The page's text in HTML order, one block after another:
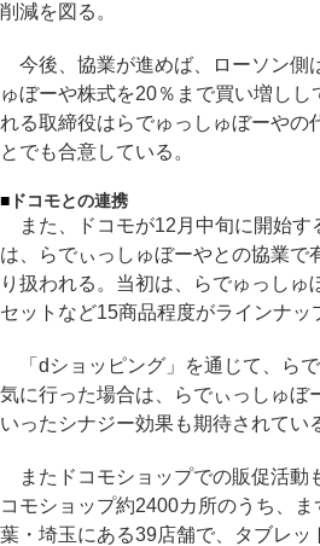
削減を図る。
今後、協業が進めば、ローソン側
ゅぼーや株式を20％まで買い増しし
れる取締役はらでゅっしゅぼーやの
とでも合意している。
■ ドコモとの連携
また、ドコモが12月中旬に開始す
は、らでぃっしゅぼーやとの協業で
り扱われる。当初は、らでゅっしゅ
セットなど15商品程度がラインナッ
「dショッピング」を通じて、ら
気に行った場合は、らでぃっしゅ
いったシナジー効果も期待されてい
またドコモショップでの販促活動
コモショップ約2400カ所のうち、
葉・埼玉にある39店舗で、タブレッ